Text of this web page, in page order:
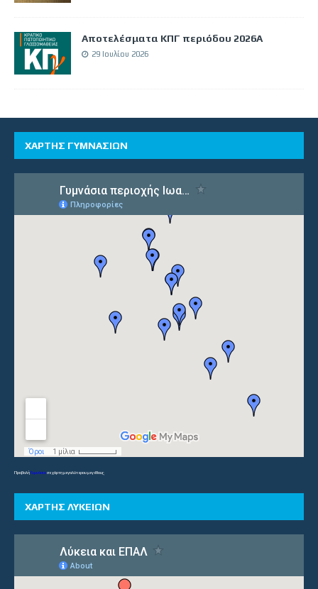
Αποτελέσματα ΚΠΓ περιόδου 2026Α
29 Ιουλίου 2026
ΧΑΡΤΗΣ ΓΥΜΝΑΣΙΩΝ
ΠροβολήΓυμνάσιασε χάρτη μεγαλύτερου μεγέθους
ΧΑΡΤΗΣ ΛΥΚΕΙΩΝ